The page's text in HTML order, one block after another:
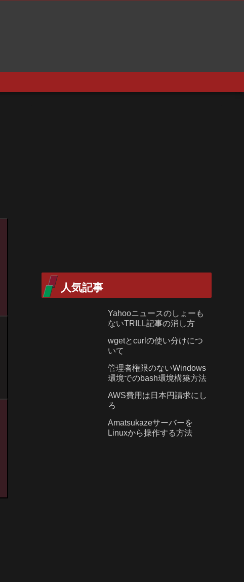
人気記事
Yahooニュースのしょーも
ないTRILL記事の消し方
wgetとcurlの使い分けにつ
いて
管理者権限のないWindows
環境でのbash環境構築方法
AWS費用は日本円請求にし
ろ
Amatsukazeサーバーを
Linuxから操作する方法